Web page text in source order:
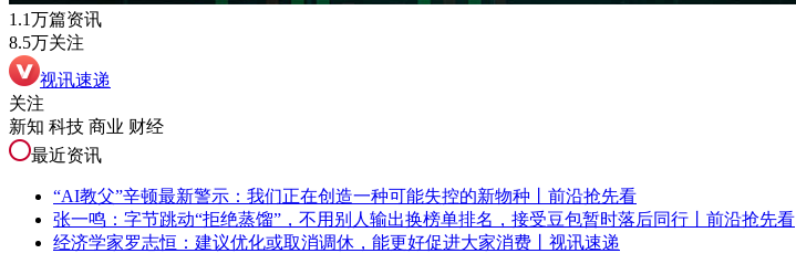
1.1万篇资讯
8.5万关注
视讯速递
关注
新知 科技 商业 财经
最近资讯
“AI教父”辛顿最新警示：我们正在创造一种可能失控的新物种丨前沿抢先看
张一鸣：字节跳动“拒绝蒸馏”，不用别人输出换榜单排名，接受豆包暂时落后同行丨前沿抢先看
经济学家罗志恒：建议优化或取消调休，能更好促进大家消费丨视讯速递